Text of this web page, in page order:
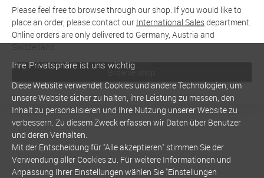
Please feel free to browse through our shop. If you would like to
place an order, please contact our International Salesdepartment.
Online orders are only delivered to Germany, Austria and
Switzerland
Browse shop
Ihre Privatsphäre ist uns wichtig
Diese Website verwendet Cookies und andere Technologien, um
unsere Website sicher zu halten, ihre Leistung zu messen, den
Inhalt zu personalisieren und Ihre Nutzung unserer Website zu
verbessern. Zu diesem Zweck erfassen wir Daten über Benutzer
und deren Verhalten.
Mit der Entscheidung für "Alle akzeptieren" stimmen Sie der
Verwendung aller Cookies zu. Für weitere Informationen und
Anpassung Ihrer Einstellungen wählen Sie "Einstellungen